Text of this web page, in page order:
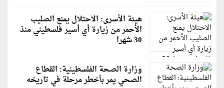
هيئة الأسرى: الاحتلال يمنع الصليب
الأحمر من زيارة أي أسير فلسطيني منذ
30 شهرا
وزارة الصحة الفلسطينية: القطاع
الصحي يمر بأخطر مرحلة في تاريخه